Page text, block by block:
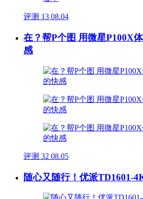
评测 13 08.04
在？帮P个图 用微星P100X
感
评测 32 08.05
随心又随行！优派TD1601-